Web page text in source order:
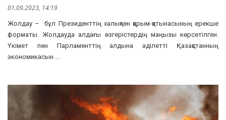
01.09.2023, 14:19
Жолдау – бұл Президенттің халықпен қарым-қатынасының ерекше
форматы. Жолдауда алдағы өзгерістердің маңызы көрсетілген.
Үкімет пен Парламенттің алдына әділетті Қазақстанның
экономикасын ...